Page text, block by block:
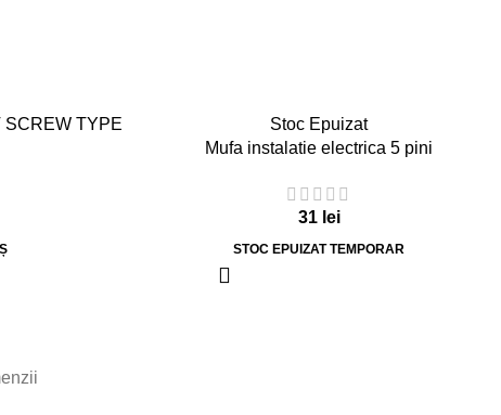
SCREW TYPE
Stoc Epuizat
Mufa instalatie electrica 5 pini
31 lei
STOC EPUIZAT TEMPORAR